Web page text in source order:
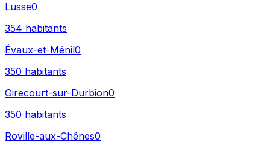
Lusse0
354 habitants
Évaux-et-Ménil0
350 habitants
Girecourt-sur-Durbion0
350 habitants
Roville-aux-Chênes0